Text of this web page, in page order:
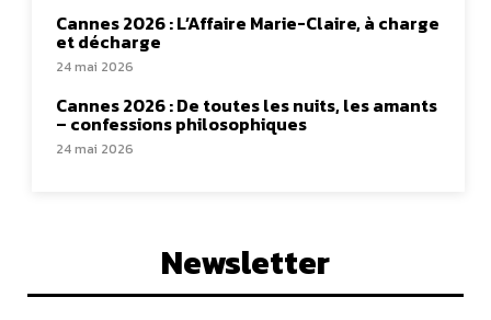
Cannes 2026 : L’Affaire Marie-Claire, à charge
et décharge
24 mai 2026
Cannes 2026 : De toutes les nuits, les amants
– confessions philosophiques
24 mai 2026
Newsletter